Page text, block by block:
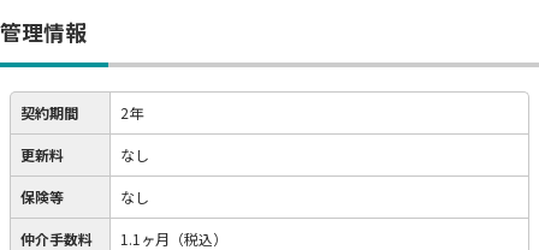
管理情報
契約期間 2年
更新料 なし
保険等 なし
仲介手数料 1.1ヶ月（税込）